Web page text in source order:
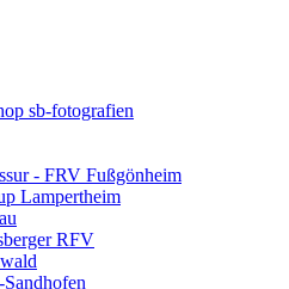
sb-fotografien
- FRV Fußgönheim
Lampertheim
RFV